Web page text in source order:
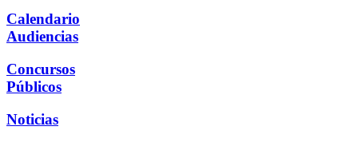
Calendario
Audiencias
Concursos
Públicos
Noticias